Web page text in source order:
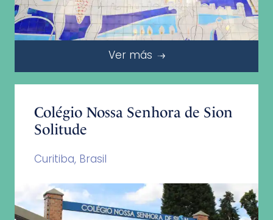
Ver más
Colégio Nossa Senhora de Sion
Solitude
Curitiba, Brasil